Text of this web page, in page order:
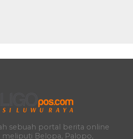
sebuah portal berita online
meliputi Belopa, Palopo,